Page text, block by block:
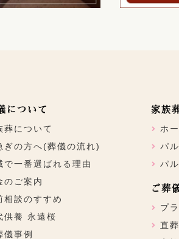
について
葬について
ぎの方へ(葬儀の流れ)
で一番選ばれる理由
のご案内
相談のすすめ
供養 永遠桜
儀事例
家族
ホ
パ
パ
ご葬
プ
直